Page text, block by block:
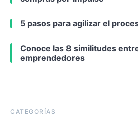
5 pasos para agilizar el
Conoce las 8 similitudes
emprendedores
CATEGORÍAS